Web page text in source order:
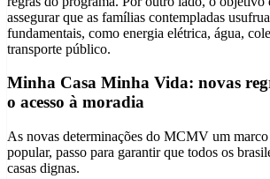
assegurar que as famílias contempladas
fundamentais, como energia elétrica, água,
transporte público.
Minha Casa Minha Vida: novas
o acesso à moradia
As novas determinações do MCMV um marco
popular, passo para garantir que todos os
casas dignas.